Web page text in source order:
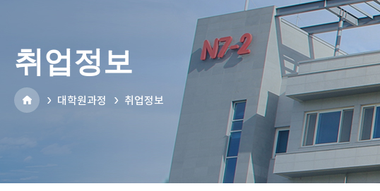
취업정보
대학원과정 취업정보